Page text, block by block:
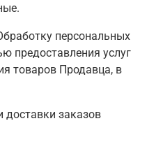
персональных
предоставления услуг
товаров Продавца, в
доставки заказов